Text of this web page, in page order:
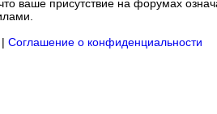
ваше присутствие на форумах
| Соглашение о конфиденциальности